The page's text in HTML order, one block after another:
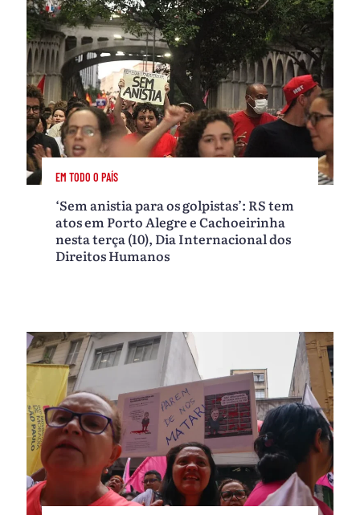
EM TODO O PAÍS
‘Sem anistia para os golpistas’: RS tem
atos em Porto Alegre e Cachoeirinha
nesta terça (10), Dia Internacional dos
Direitos Humanos